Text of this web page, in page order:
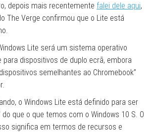
depois mais recentemente falei dele aqui,
The Verge confirmou que o Lite está
Lite será um sistema operativo
para dispositivos de duplo ecrã, embora
semelhantes ao Chromebook”
o Windows Lite está definido para ser
do que o que temos com o Windows 10 S. O
significa em termos de recursos e